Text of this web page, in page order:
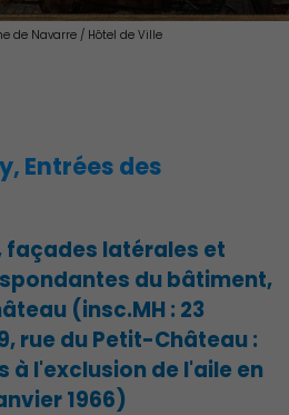
de Navarre / Hôtel de Ville
Entrées des
façades latérales et
du bâtiment,
(insc.MH : 23
rue du Petit-Château :
l'exclusion de l'aile en
1966)